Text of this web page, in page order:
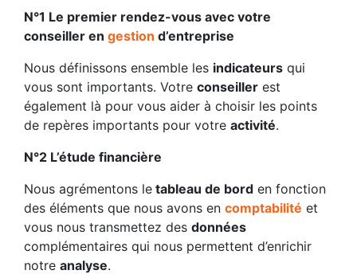
N°1 Le premier rendez-vous avec votre
conseiller en gestion d’entreprise
Nous définissons ensemble les indicateurs qui
vous sont importants. Votre conseiller est
également là pour vous aider à choisir les points
de repères importants pour votre activité.
N°2 L’étude financière
Nous agrémentons le tableau de bord en fonction
des éléments que nous avons en comptabilité et
vous nous transmettez des données
complémentaires qui nous permettent d’enrichir
notre analyse.